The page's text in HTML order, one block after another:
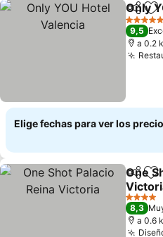
Only
5 Estrellas
9,5
a 0.2
Elige fechas para ver los
One
Ver
4 Estrellas
8,3
a 0.6